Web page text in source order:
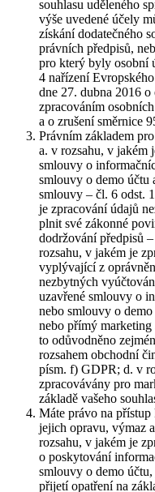
souhlasu uděleného
výše uvedené účely
získání dodatečného
právních předpisů,
pro který byly osobní
4 nařízení
dne 27. dubna 2016
zpracováním
a o zrušení směrnice
Právním základem
a. v rozsahu, v jakém
smlouvy o
smlouvy o demo účtu
smlouvy – čl. 6 odst.
je zpracování údajů
plnit své zákonné
dodržování předpisů
rozsahu, v jakém je
vyplývající z
nezbytných
uzavřené smlouvy o
nebo smlouvy o
nebo přímý
to odůvodněno
rozsahem obchodní
písm. f) GDPR; d. v
zpracovávány pro
základě vašeho
Máte právo na
jejich opravu, výmaz
rozsahu, v jakém je
o poskytování
smlouvy o demo
přijetí opatření na